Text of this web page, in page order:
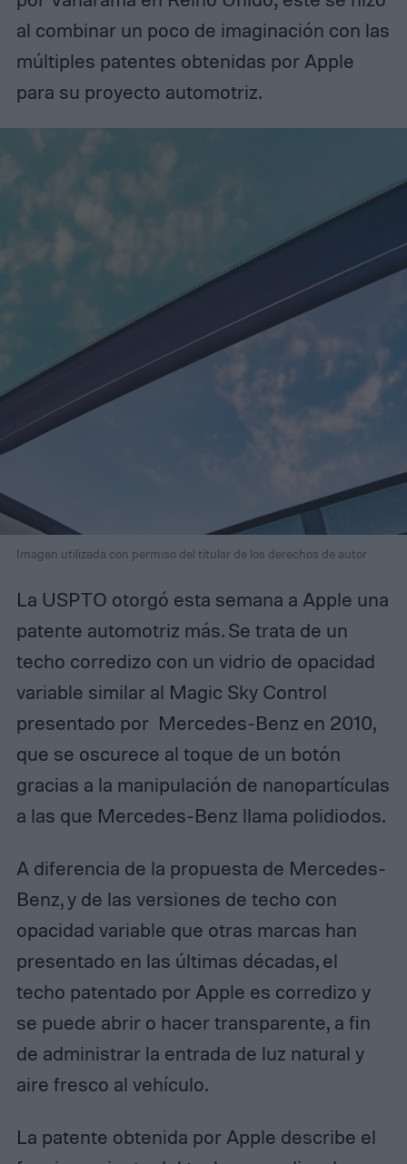
al combinar un poco de imaginación con las
múltiples patentes obtenidas por Apple
para su proyecto automotriz.
Imagen utilizada con permiso del titular de los derechos de autor
La USPTO otorgó esta semana a Apple una
patente automotriz más. Se trata de un
techo corredizo con un vidrio de opacidad
variable similar al Magic Sky Control
presentado por Mercedes-Benz en 2010,
que se oscurece al toque de un botón
gracias a la manipulación de nanopartículas
a las que Mercedes-Benz llama polidiodos.
A diferencia de la propuesta de Mercedes-
Benz, y de las versiones de techo con
opacidad variable que otras marcas han
presentado en las últimas décadas, el
techo patentado por Apple es corredizo y
se puede abrir o hacer transparente,a fin
de administrar la entrada de luz natural y
aire fresco al vehículo.
La patente obtenida por Apple describe el